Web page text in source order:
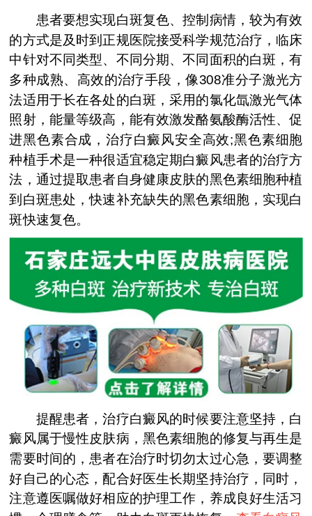
患者要想实现白斑复色、控制病情，较为有效
的方式是及时到正规医院接受科学规范治疗，临床
中针对不同类型、不同分期、不同面积的白斑，有
多种成熟、高效的治疗手段，像308准分子激光方
法适用于长在各处的白斑，采用的氯化氙激光气体
照射，能量等级高，能有效激发酪氨酸酶活性、促
进黑色素合成，治疗白癜风安全高效;黑色素细胞
种植手术是一种很适宜稳定期白癜风患者的治疗方
法，通过提取患者自身健康皮肤的黑色素细胞种植
到白斑患处，快速补充缺失的黑色素细胞，实现白
斑快速复色。
提醒患者，治疗白癜风的时候要注意坚持，白
癜风属于慢性皮肤病，黑色素细胞的修复与再生是
需要时间的，患者在治疗时切勿太过心急，要调整
好自己的心态，配合好医生长期坚持治疗，同时，
注意遵医嘱做好相应的护理工作，养成良好生活习